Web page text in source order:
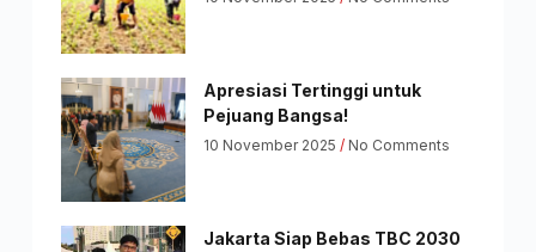
Apresiasi Tertinggi untuk
Pejuang Bangsa!
10 November 2025 No Comments
Jakarta Siap Bebas TBC 2030